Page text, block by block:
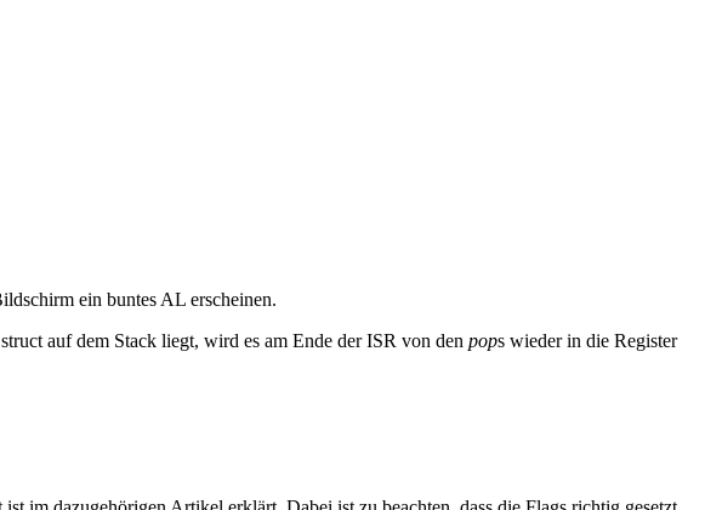
ein buntes AL erscheinen.
auf dem Stack liegt, wird es am Ende der ISR von den pops wieder in die Register